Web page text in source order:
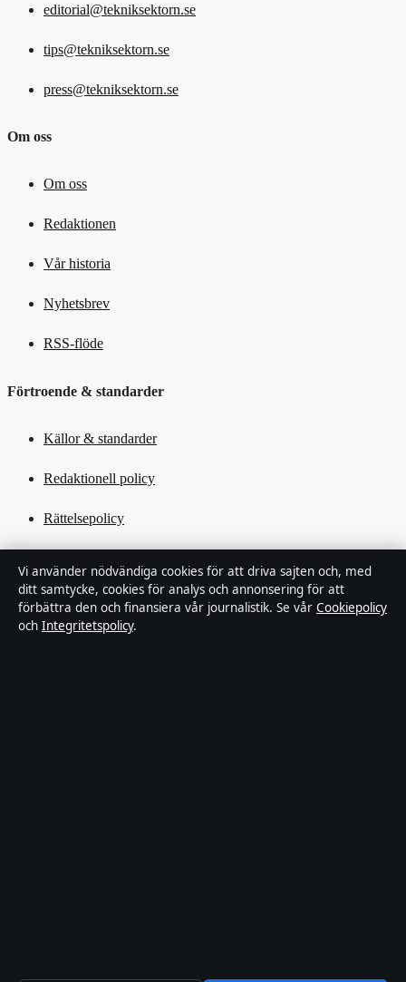
editorial@tekniksektorn.se
tips@tekniksektorn.se
press@tekniksektorn.se
Om oss
Om oss
Redaktionen
Vår historia
Nyhetsbrev
RSS-flöde
Förtroende & standarder
Källor & standarder
Redaktionell policy
Rättelsepolicy
Kändisar & integritet
Integritetspolicy
Vi använder nödvändiga cookies för att driva sajten och, med
ditt samtycke, cookies för analys och annonsering för att
förbättra den och finansiera vår journalistik. Se vår Cookiepolicy
och Integritetspolicy.